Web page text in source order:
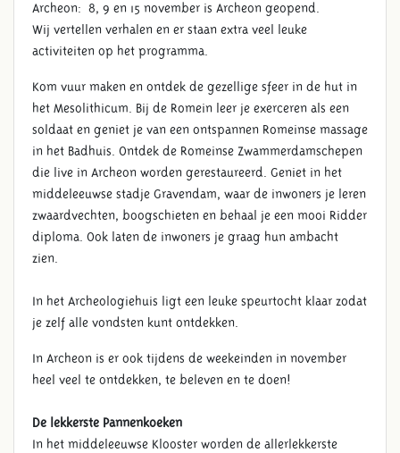
Archeon: 8, 9 en 15 november is Archeon geopend.
Wij vertellen verhalen en er staan extra veel leuke
activiteiten op het programma.
Kom vuur maken en ontdek de gezellige sfeer in de hut in
het Mesolithicum. Bij de Romein leer je exerceren als een
soldaat en geniet je van een ontspannen Romeinse massage
in het Badhuis. Ontdek de Romeinse Zwammerdamschepen
die live in Archeon worden gerestaureerd. Geniet in het
middeleeuwse stadje Gravendam, waar de inwoners je leren
zwaardvechten, boogschieten en behaal je een mooi Ridder
diploma. Ook laten de inwoners je graag hun ambacht
zien.
In het Archeologiehuis ligt een leuke speurtocht klaar zodat
je zelf alle vondsten kunt ontdekken.
In Archeon is er ook tijdens de weekeinden in november
heel veel te ontdekken, te beleven en te doen!
De lekkerste Pannenkoeken
In het middeleeuwse Klooster worden de allerlekkerste